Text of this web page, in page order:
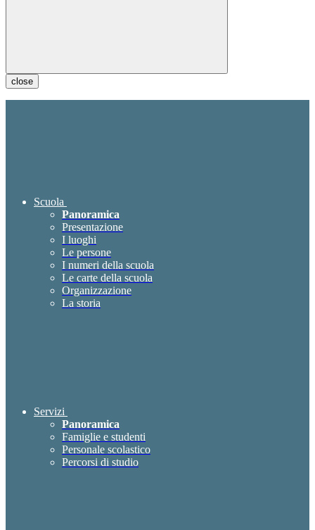
close
Scuola
Panoramica
Presentazione
I luoghi
Le persone
I numeri della scuola
Le carte della scuola
Organizzazione
La storia
Servizi
Panoramica
Famiglie e studenti
Personale scolastico
Percorsi di studio